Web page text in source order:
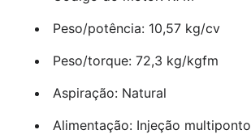
Peso/potência: 10,57 kg/cv
Peso/torque: 72,3 kg/kgfm
Aspiração: Natural
Alimentação: Injeção multiponto